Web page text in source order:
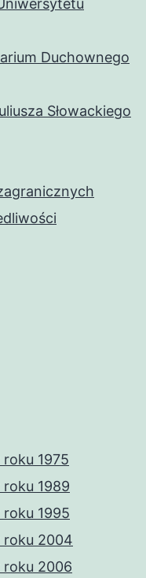
Duchownego
Słowackiego
1975
1989
1995
roku 2004
roku 2006